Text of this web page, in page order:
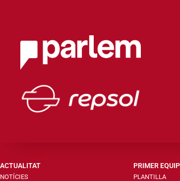
ACTUALITAT
NOTÍCIES
PRIMER EQUIP
PLANTILLA